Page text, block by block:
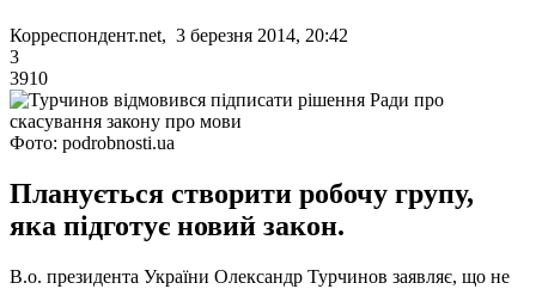
Корреспондент.net, 3 березня 2014, 20:42
3
3910
Фото: podrobnosti.ua
Планується створити робочу групу,
яка підготує новий закон.
В.о. президента України Олександр Турчинов заявляє, що не